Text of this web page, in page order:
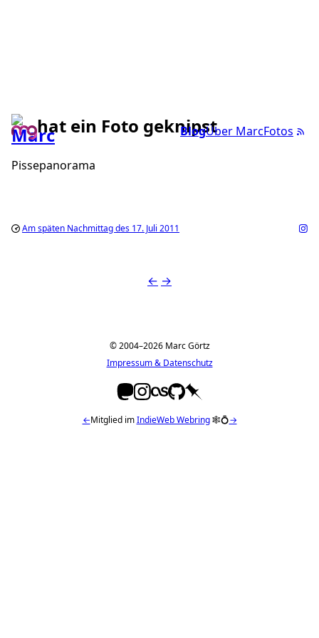
BlogÜber MarcFotos
hat ein Foto geknipst
Pissepanorama
Am späten Nachmittag des 17. Juli 2011
← →
© 2004–2026 Marc Görtz
Impressum & Datenschutz
←Mitglied imIndieWeb Webring🕸💍→